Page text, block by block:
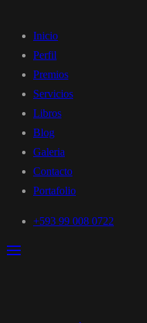
Inicio
Perfil
Premios
Servicios
Libros
Blog
Galeria
Contacto
Portafolio
+593 99 008 0722